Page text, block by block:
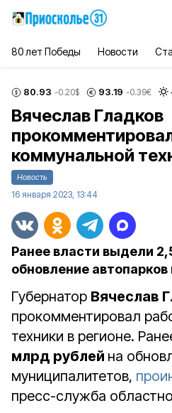
80 лет Победы Новости
80.93 -0.20$ 93.19 -0.39€
Вячеслав Гладков
коммунальной
Новость
16 января 2023, 13:44
Ранее власти выдели
обновление
Губернатор Вячеслав
прокомментировал
техники в регионе.
млрд рублей на
муниципалитетов,
пресс-служба